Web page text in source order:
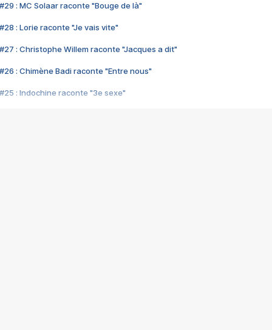
#29 : MC Solaar raconte "Bouge de là"
#28 : Lorie raconte "Je vais vite"
#27 : Christophe Willem raconte "Jacques a dit"
#26 : Chimène Badi raconte "Entre nous"
#25 : Indochine raconte "3e sexe"